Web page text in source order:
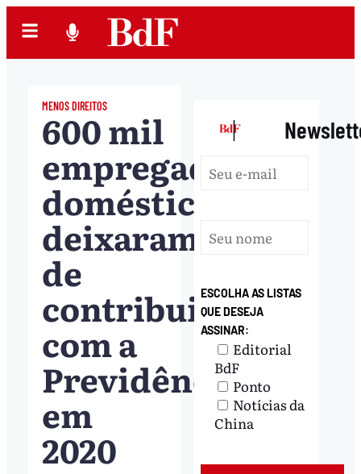
MENOS DIREITOS
600 mil
empregadas
domésticas
deixaram
de
contribuir
com a
Previdência
em
2020
|
ESCOLHA AS LISTAS
QUE DESEJA
ASSINAR:
Editorial
BdF
Ponto
Notícias da
China